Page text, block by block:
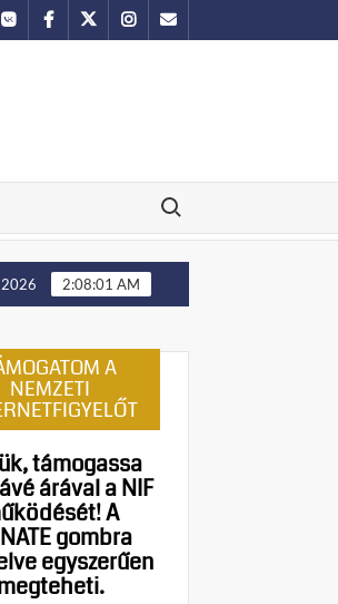
Vkontakte
Facebook
TwitterInstagram
Email
Search for:
Putyin: Ukrajna nyugati területei előbb-utóbb
2026 2:08:02 AM
A
NEMZETI
támogassa
árával a NIF
A
gombra
egyszerűen